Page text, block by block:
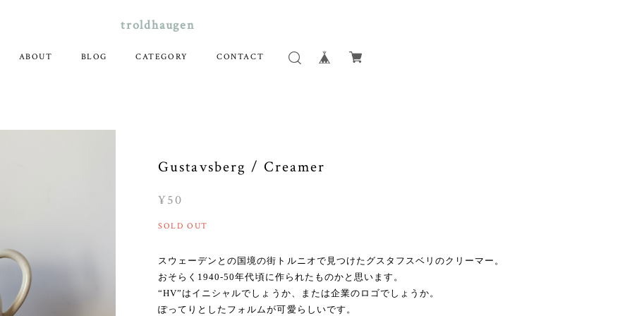
troldhaugen
ABOUT BLOG CATEGORY CONTACT
Gustavsberg / Creamer
¥50
SOLD OUT
スウェーデンとの国境の街トルニオで見つけたグスタフスベリのクリーマー。
おそらく1940-50年代頃に作られたものかと思います。
“HV”はイニシャルでしょうか、または企業のロゴでしょうか。
ぽってりとしたフォルムが可愛らしいです。